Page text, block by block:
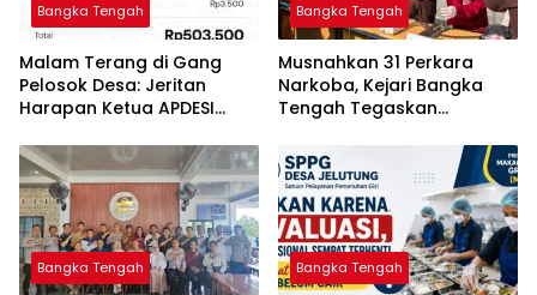
Bangka Tengah
Malam Terang di Gang
Pelosok Desa: Jeritan
Harapan Ketua APDESI
Babel
Bangka Tengah
Musnahkan 31 Perkara
Narkoba, Kejari Bangka
Tengah Tegaskan
Kejahatan Hingga Tuntas
Bangka Tengah Bangka Tengah